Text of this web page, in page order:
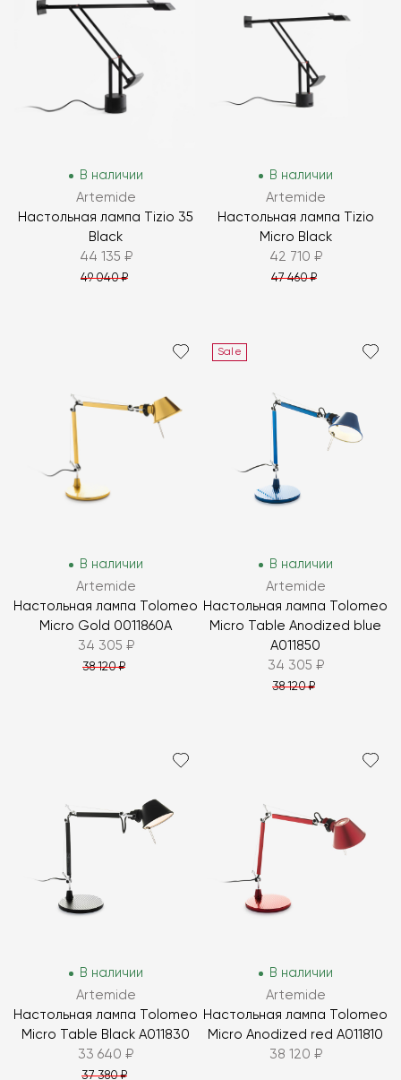
В наличии
Artemide
Настольная лампа Tizio 35
Black
44 135 ₽
49 040 ₽
В наличии
Artemide
Настольная лампа Tizio
Micro Black
42 710 ₽
47 460 ₽
В наличии
Artemide
Настольная лампа Tolomeo
Micro Gold 0011860A
34 305 ₽
38 120 ₽
Sale
В наличии
Artemide
Настольная лампа Tolomeo
Micro Table Anodized blue
A011850
34 305 ₽
38 120 ₽
В наличии
Artemide
Настольная лампа Tolomeo
Micro Table Black A011830
33 640 ₽
37 380 ₽
В наличии
Artemide
Настольная лампа Tolomeo
Micro Anodized red A011810
38 120 ₽